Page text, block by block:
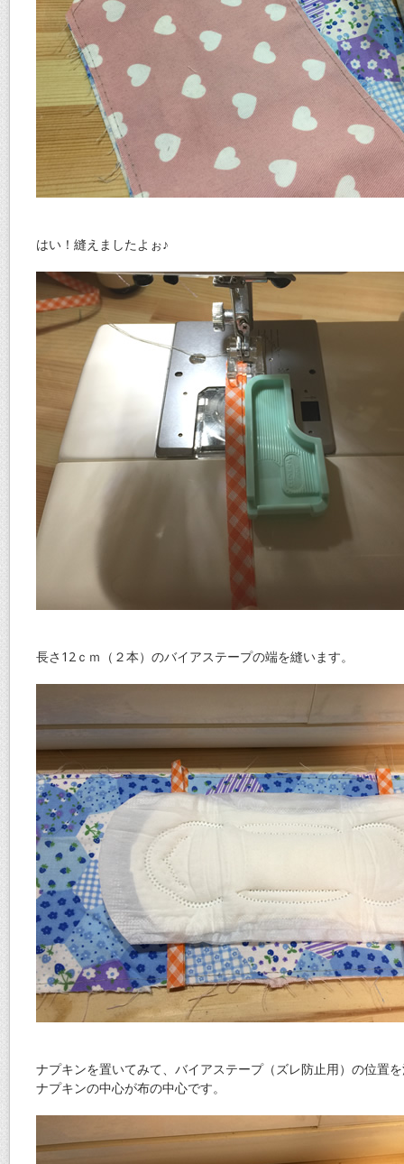
はい！縫えましたよぉ♪
長さ12ｃｍ（２本）のバイアステープの端を縫います。
ナプキンを置いてみて、バイアステープ（ズレ防止用）の位置
ナプキンの中心が布の中心です。